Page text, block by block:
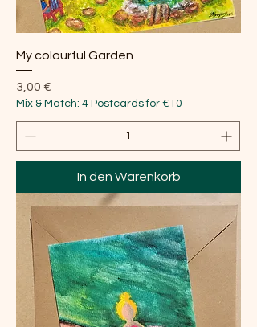
My colourful Garden
Preis
3,00 €
Mix & Match: 4 Postcards for €10
In den Warenkorb